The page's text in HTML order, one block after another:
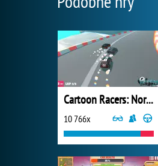
Cartoon Racers: North Pole
10 766x